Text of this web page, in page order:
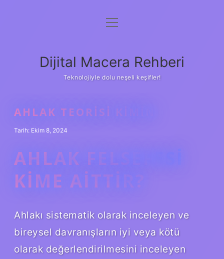
Anasayfa
Yasal Uyarı
menüyü
Dijital Macera Rehberi
Teknolojiyle dolu neşeli keşifler!
AHLAK TEORISI KIMIN
Tarih: Ekim 8, 2024
AHLAK FELSEFESI
KIME AITTIR?
Ahlakı sistematik olarak inceleyen ve
bireysel davranışların iyi veya kötü
olarak değerlendirilmesini inceleyen